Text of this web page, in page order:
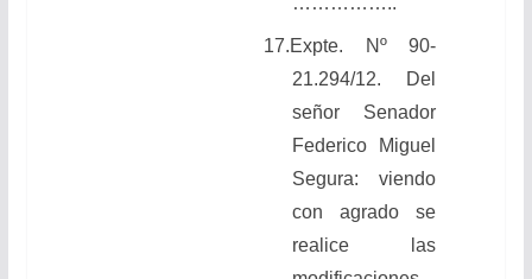
17.Expte. Nº 90-
21.294/12. Del
señor Senador
Federico Miguel
Segura: viendo
con agrado se
realice las